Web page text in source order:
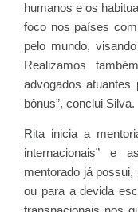
humanos e os
foco nos países
pelo mundo,
Realizamos
advogados
bônus”, conclui Silva.
Rita inicia a
internacionais” e
mentorado já
ou para a devida